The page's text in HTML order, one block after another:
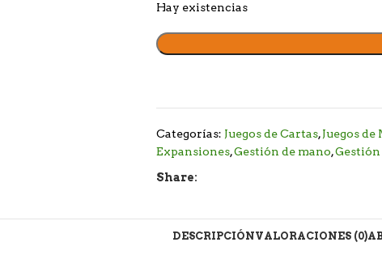
Hay existencias
Categorías: Juegos de Cartas,Juegos de
Expansiones,Gestión de mano,
Share:
DESCRIPCIÓNVALORACIONES (0)